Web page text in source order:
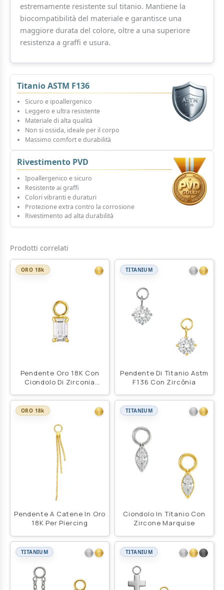
estremamente resistente sul titanio. Mantiene la
biocompatibilità del materiale e garantisce una
maggiore durata del colore, oltre a una superiore
resistenza a graffi e usura.
Titanio ASTM F136
Sicuro e ipoallergenico
Leggero e ultra resistente
Materiale di alta qualità
Non si ossida, ideale per il corpo
Massimo comfort e durabilità
Rivestimento PVD
Ipoallergenico e sicuro
Resistente ai graffi
Colori vibranti e duraturi
Protezione extra contro la corrosione
Rivestimento ad alta durabilità
Prodotti correlati
ORO 18k
Pendente Oro 18K Con
Ciondolo Di Zirconia
TITANIUM
Pendente Di Titanio Astm
F136 Con Zircônia
ORO 18k
Pendente A Catene In Oro
18K Per Piercing
TITANIUM
Ciondolo In Titanio Con
Zircone Marquise
TITANIUM TITANIUM